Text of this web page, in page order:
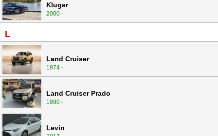
Kluger
2000 -
L
Land Cruiser
1974 -
Land Cruiser Prado
1990 -
Levin